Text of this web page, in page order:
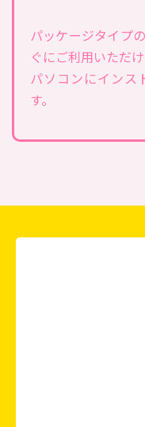
パッケージタイプ
ぐにご利用いただけ
パソコンにインス
す。